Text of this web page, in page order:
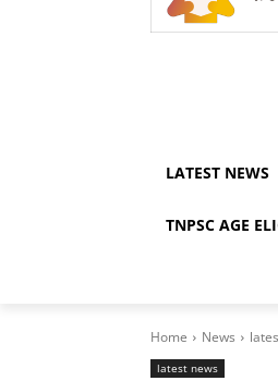
LATEST NEWS
TNPSC AGE
Home News
latest news